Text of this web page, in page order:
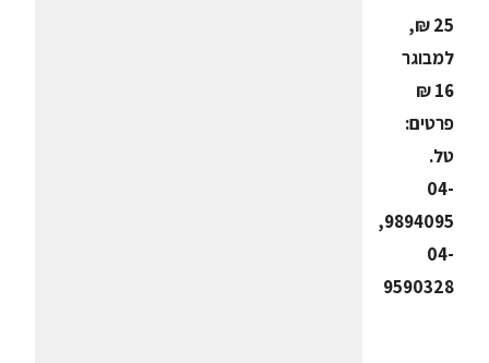
25 ₪,
למבוגר
16 ₪
פרטים:
טל.
04-
9894095,
04-
9590328